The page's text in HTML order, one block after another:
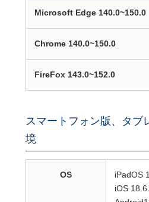
Microsoft Edge 140.0~150.0
Chrome 140.0~150.0
FireFox 143.0~152.0
スマートフォン版、タブ
境
OS iPadOS
iOS